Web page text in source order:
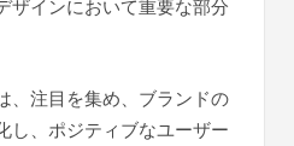
ザインにおいて重要な部分
、注目を集め、ブランドの
し、ポジティブなユーザー